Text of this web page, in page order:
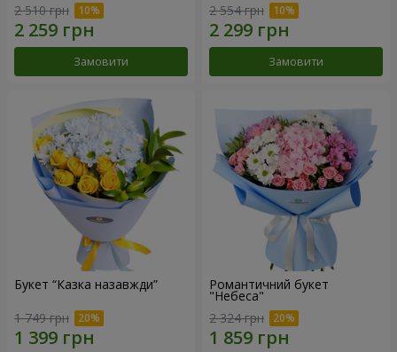
2 510 грн
Замовити
2 554 грн
Замовити
Букет “Казка назавжди”
1 749 грн
Романтичний букет
"Небеса"
2 324 грн